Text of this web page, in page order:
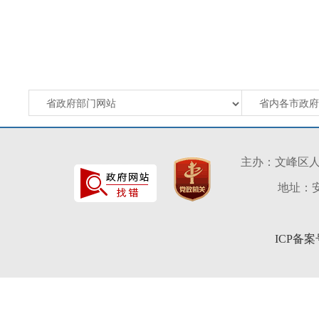
主办：文峰区
地址：
ICP备案